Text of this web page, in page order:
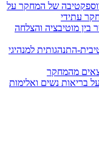
של המחקר על
עתידי
בין מוטיבציה והצלחה
התנהגותית למנהיגי
מהמחקר
בריאות נשים ואלימות